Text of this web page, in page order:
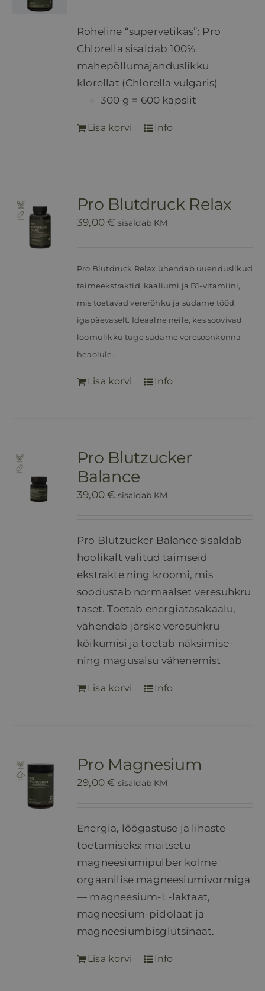
Roheline “supervetikas”: Pro
Chlorella sisaldab 100%
mahepõllumajanduslikku
klorellat (Chlorella vulgaris)
300 g = 600 kapslit
Lisa korvi Info
Pro Blutdruck Relax
39,00€ sisaldab KM
Pro Blutdruck Relax ühendab uuenduslikud
taimeekstraktid, kaaliumi ja B1-vitamiini,
mis toetavad vererõhku ja südame tööd
igapäevaselt. Ideaalne neile, kes soovivad
loomulikku tuge südame veresoonkonna
heaolule.
Lisa korvi Info
Pro Blutzucker
Balance
39,00€ sisaldab KM
Pro Blutzucker Balance sisaldab
hoolikalt valitud taimseid
ekstrakte ning kroomi, mis
soodustab normaalset veresuhkru
taset. Toetab energiatasakaalu,
vähendab järske veresuhkru
kõikumisi ja toetab näksimise-
ning magusaisu vähenemist
Lisa korvi Info
Pro Magnesium
29,00€ sisaldab KM
Energia, lõõgastuse ja lihaste
toetamiseks: maitsetu
magneesiumipulber kolme
orgaanilise magneesiumivormiga
— magneesium-L-laktaat,
magneesium-pidolaat ja
magneesiumbisglütsinaat.
Lisa korvi Info